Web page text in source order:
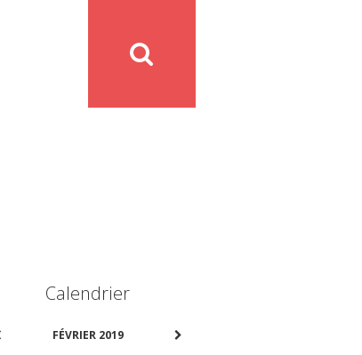
Calendrier
FÉVRIER 2019